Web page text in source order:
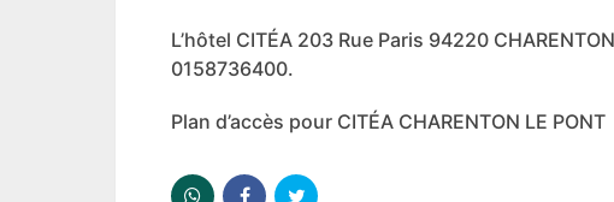
L’hôtel CITÉA 203 Rue Paris 94220
0158736400.
Plan d’accès pour CITÉA CHARENTON LE PONT